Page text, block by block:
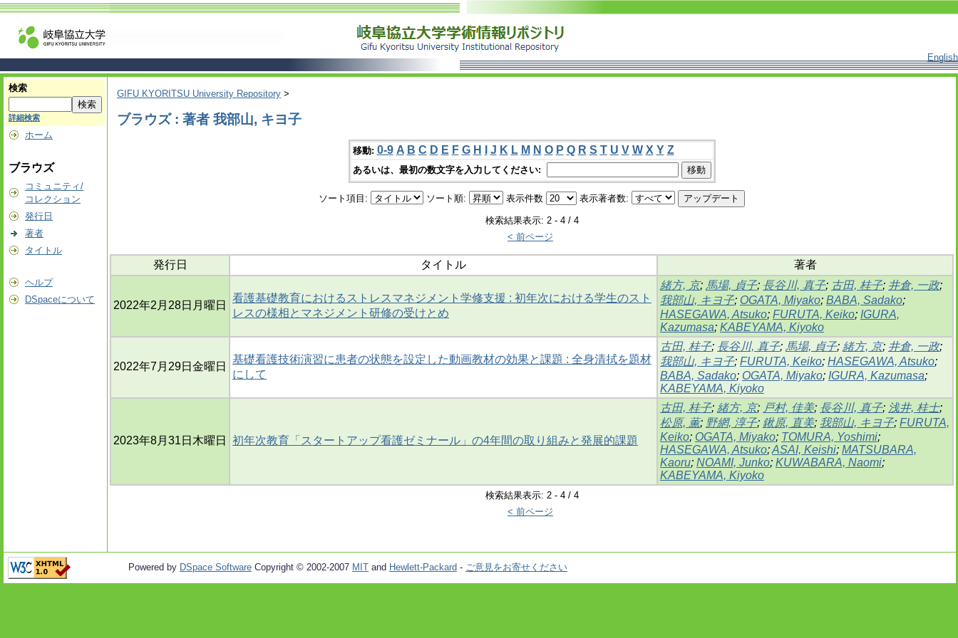
English
検索
詳細検索
ホーム
ブラウズ
コミュニティ/
コレクション
発行日
著者
タイトル
ヘルプ
DSpaceについて
GIFU KYORITSU University Repository >
ブラウズ : 著者 我部山, キヨ子
移動: 0-9 A B C D E F G H J K L M N O P Q R S T U V W X Y Z
あるいは、最初の数文字を入力してください:
ソート項目: ソート順: 表示件数 表示著者数:
検索結果表示: 2 - 4 / 4
< 前ページ
発行日 タイトル 著者
2022年2月28日月曜日
看護基礎教育におけるストレスマネジメント学修支援 : 初年次における学生のスト
レスの様相とマネジメント研修の受けとめ
緒方, 京; 馬場, 貞子; 長谷川, 真子; 古田, 桂子; 井倉, 一政;
我部山, キヨ子; OGATA, Miyako; BABA, Sadako;
HASEGAWA, Atsuko; FURUTA, Keiko; IGURA,
Kazumasa; KABEYAMA, Kiyoko
2022年7月29日金曜日
基礎看護技術演習に患者の状態を設定した動画教材の効果と課題 : 全身清拭を題材
にして
古田, 桂子; 長谷川, 真子; 馬場, 貞子; 緒方, 京; 井倉, 一政;
我部山, キヨ子; FURUTA, Keiko; HASEGAWA, Atsuko;
BABA, Sadako; OGATA, Miyako; IGURA, Kazumasa;
KABEYAMA, Kiyoko
2023年8月31日木曜日 初年次教育「スタートアップ看護ゼミナール」の4年間の取り組みと発展的課題
古田, 桂子; 緒方, 京; 戸村, 佳美; 長谷川, 真子; 浅井, 桂士;
松原, 薫; 野網, 淳子; 鍬原, 直美; 我部山, キヨ子; FURUTA,
Keiko; OGATA, Miyako; TOMURA, Yoshimi;
HASEGAWA, Atsuko;ASAI, Keishi; MATSUBARA,
Kaoru; NOAMI, Junko; KUWABARA, Naomi;
KABEYAMA, Kiyoko
検索結果表示: 2 - 4 / 4
< 前ページ
Powered by DSpace Software Copyright © 2002-2007 MIT and Hewlett-Packard - ご意見をお寄せください